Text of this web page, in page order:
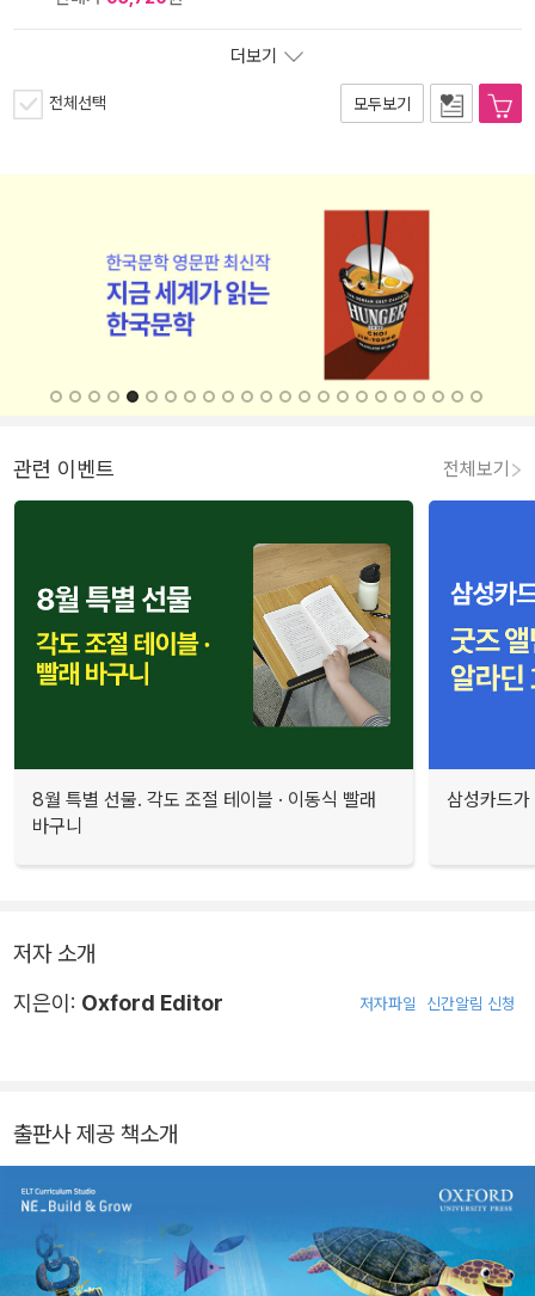
더보기
전체선택 모두보기
관련 이벤트 전체보기
8월 특별 선물. 각도 조절 테이블 · 이동식 빨래
바구니
삼성카드
저자 소개
지은이: Oxford Editor 저자파일 신간알림 신청
출판사 제공 책소개